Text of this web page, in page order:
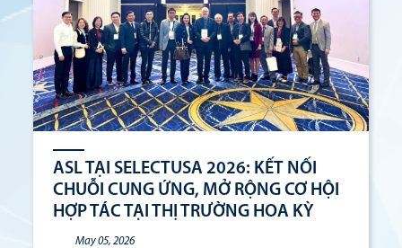
ASL TẠI SELECTUSA 2026: KẾT NỐI
CHUỖI CUNG ỨNG, MỞ RỘNG CƠ HỘI
HỢP TÁC TẠI THỊ TRƯỜNG HOA KỲ
May 05, 2026